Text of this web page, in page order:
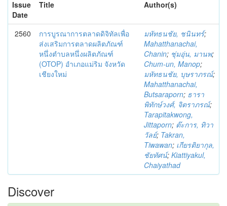
Issue
Date
Title Author(s)
2560
การบูรณาการตลาดดิจิทัลเพื่อ
ส่งเสริมการตลาดผลิตภัณฑ์
หนึ่งตำบลหนึ่งผลิตภัณฑ์
(OTOP) อำเภอแม่ริม จังหวัด
เชียงใหม่
มหัทธนชัย, ชนินทร์;
Mahatthanachai,
Chanin; ชุ่มอุ่น, มานพ;
Chum-un, Manop;
มหัทธนชัย, บุษราภรณ์;
Mahatthanachai,
Butsaraporn; ธารา
พิทักษ์วงศ์, จิตราภรณ์;
Tarapitakwong,
Jittaporn; ต๊ะการ, ทิวา
วัลย์; Takran,
Tiwawan; เกียรติยากุล,
ชัยทัศน์; Kiattiyakul,
Chaiyathad
Discover